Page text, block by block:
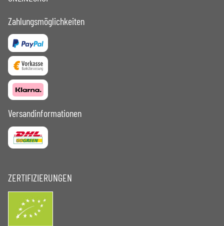
Zahlungsmöglichkeiten
Versandinformationen
ZERTIFIZIERUNGEN